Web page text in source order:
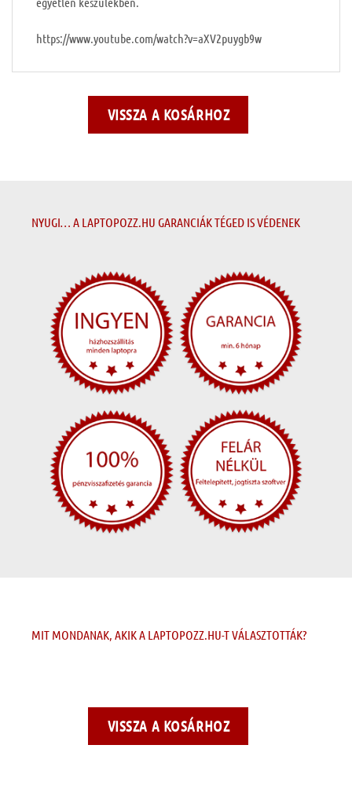
https://www.youtube.com/watch?v=aXV2puygb9w
VISSZA A KOSÁRHOZ
NYUGI… A LAPTOPOZZ.HU GARANCIÁK TÉGED IS VÉDENEK
MIT MONDANAK, AKIK A LAPTOPOZZ.HU-T VÁLASZTOTTÁK?
VISSZA A KOSÁRHOZ